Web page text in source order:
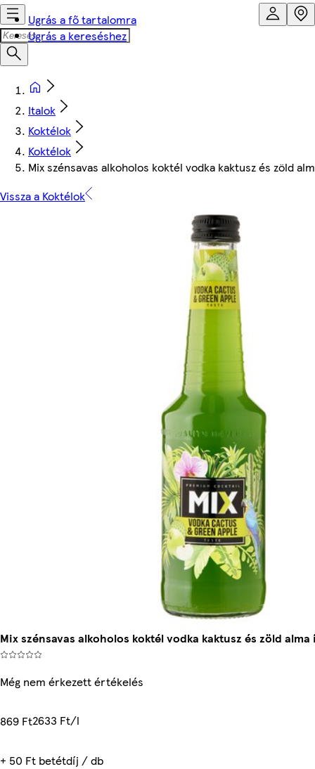
Ugrás a fő tartalomra
Ugrás a kereséshez
Italok
Koktélok
Koktélok
Mix szénsavas alkoholos koktél vodka kaktusz és zöld
Vissza a Koktélok
Mix szénsavas alkoholos koktél vodka kaktusz és zöld
Még nem érkezett értékelés
869 Ft2633 Ft/l
+ 50 Ft betétdíj / db